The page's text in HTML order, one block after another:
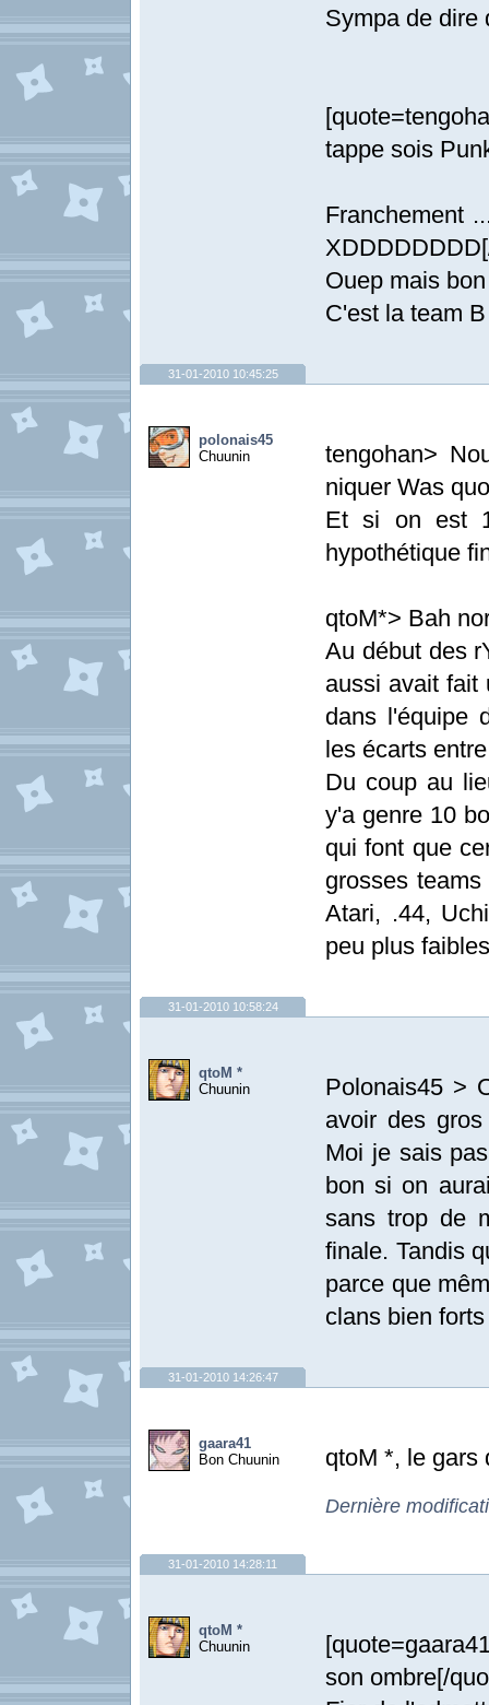
Sympa de dire
tappe sois
Franchement
Ouep mais
C'est la team
31-01-2010 10:45:25
polonais45
Chuunin
tengohan>
niquer Was
Et si on est
hypothétique
qtoM*> Bah
Au début des
aussi avait fait
dans l'équipe
les écarts
Du coup au
y'a genre 10
qui font que
grosses
Atari, .44,
peu plus
31-01-2010 10:58:24
qtoM *
Chuunin
Polonais45 >
avoir des
Moi je sais
bon si on
sans trop de
finale. Tandis
parce que
clans bien
31-01-2010 14:26:47
gaara41
Bon Chuunin
qtoM *, le gars
Dernière
31-01-2010 14:28:11
qtoM *
Chuunin
son ombre[/